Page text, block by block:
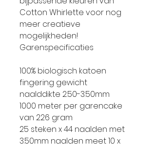
Cotton Whirlette voor nog
meer creatieve
mogelijkheden!
Garenspecificaties
100% biologisch katoen
fingering gewicht
naalddikte 2.50-3.50mm
1000 meter per garencake
van 226 gram
25 steken x 44 naalden met
3.50mm naalden meet 10 x